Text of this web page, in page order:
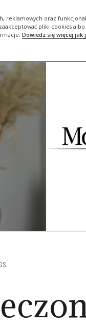
reklamowych oraz
pliki cookies albo
Dowiedz się więcej jak